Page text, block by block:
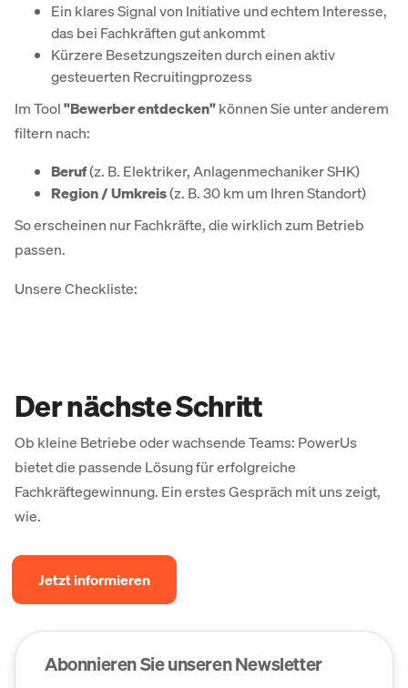
Ein klares Signal von Initiative und echtem Interesse,
das bei Fachkräften gut ankommt
Kürzere Besetzungszeiten durch einen aktiv
gesteuerten Recruitingprozess
Im Tool"Bewerber entdecken"können Sie unter anderem
filtern nach:
Beruf(z. B. Elektriker, Anlagenmechaniker SHK)
Region / Umkreis(z. B. 30 km um Ihren Standort)
So erscheinen nur Fachkräfte, die wirklich zum Betrieb
passen.
Unsere Checkliste:
Der nächste Schritt
Ob kleine Betriebe oder wachsende Teams: PowerUs
bietet die passende Lösung für erfolgreiche
Fachkräftegewinnung. Ein erstes Gespräch mit uns zeigt,
wie.
Jetzt informieren
Abonnieren Sie unseren Newsletter